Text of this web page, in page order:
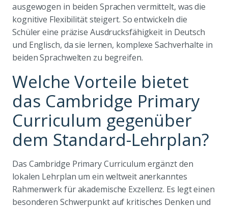
ausgewogen in beiden Sprachen vermittelt, was die
kognitive Flexibilität steigert. So entwickeln die
Schüler eine präzise Ausdrucksfähigkeit in Deutsch
und Englisch, da sie lernen, komplexe Sachverhalte in
beiden Sprachwelten zu begreifen.
Welche Vorteile bietet
das Cambridge Primary
Curriculum gegenüber
dem Standard-Lehrplan?
Das Cambridge Primary Curriculum ergänzt den
lokalen Lehrplan um ein weltweit anerkanntes
Rahmenwerk für akademische Exzellenz. Es legt einen
besonderen Schwerpunkt auf kritisches Denken und